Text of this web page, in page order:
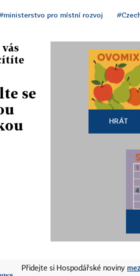
pro místní rozvoj
se
HRÁT
Přidejte si Hospodářské noviny